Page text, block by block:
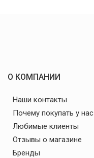
О КОМПАНИИ
Наши контакты
Почему покупать у нас
Любимые клиенты
Отзывы о магазине
Бренды